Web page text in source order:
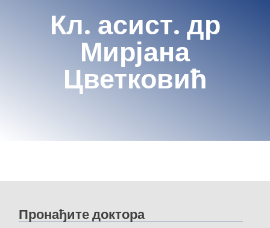
Кл. асист. др
Мирјана
Цветковић
Пронађите доктора